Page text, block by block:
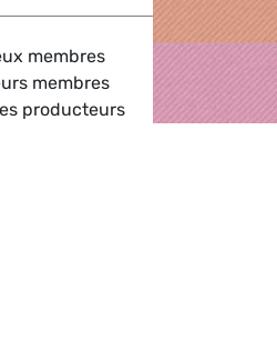
membres
membres
producteurs